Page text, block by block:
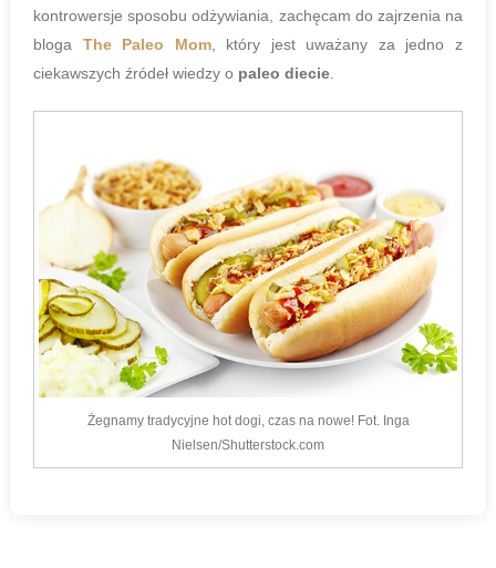
kontrowersje sposobu odżywiania, zachęcam do zajrzenia na
bloga The Paleo Mom, który jest uważany za jedno z
ciekawszych źródeł wiedzy o paleo diecie.
Żegnamy tradycyjne hot dogi, czas na nowe! Fot. Inga
Nielsen/Shutterstock.com